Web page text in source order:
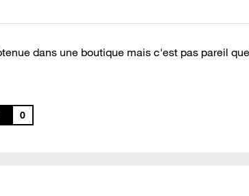
dans une boutique mais c'est pas pareil
0